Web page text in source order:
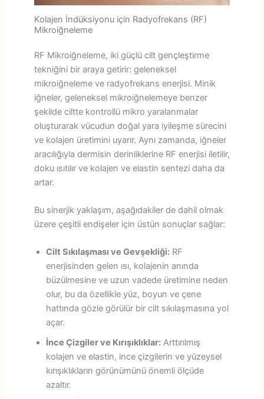
Kolajen İndüksiyonu için Radyofrekans (RF)
Mikroiğneleme
RF Mikroiğneleme, iki güçlü cilt gençleştirme
tekniğini bir araya getirir: geleneksel
mikroiğneleme ve radyofrekans enerjisi. Minik
iğneler, geleneksel mikroiğnelemeye benzer
şekilde ciltte kontrollü mikro yaralanmalar
oluşturarak vücudun doğal yara iyileşme sürecini
ve kolajen üretimini uyarır. Aynı zamanda, iğneler
aracılığıyla dermisin derinliklerine RF enerjisi iletilir,
doku ısıtılır ve kolajen ve elastin sentezi daha da
artar.
Bu sinerjik yaklaşım, aşağıdakiler de dahil olmak
üzere çeşitli endişeler için üstün sonuçlar sağlar:
Cilt Sıkılaşması ve Gevşekliği:RF
enerjisinden gelen ısı, kolajenin anında
büzülmesine ve uzun vadede üretimine neden
olur, bu da özellikle yüz, boyun ve çene
hattında gözle görülür bir cilt sıkılaşmasına yol
açar.
İnce Çizgiler ve Kırışıklıklar:Arttırılmış
kolajen ve elastin, ince çizgilerin ve yüzeysel
kırışıklıkların görünümünü önemli ölçüde
azaltır.